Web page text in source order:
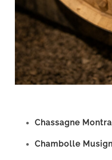
Chassagne
Chambolle